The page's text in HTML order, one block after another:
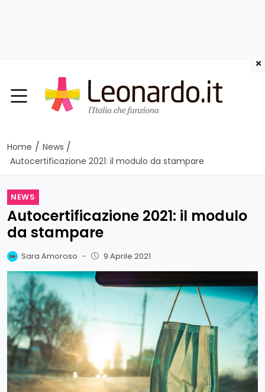
Home / News /
Autocertificazione 2021: il modulo da stampare
NEWS
Autocertificazione 2021: il modulo
da stampare
Sara Amoroso - 9 Aprile 2021
×